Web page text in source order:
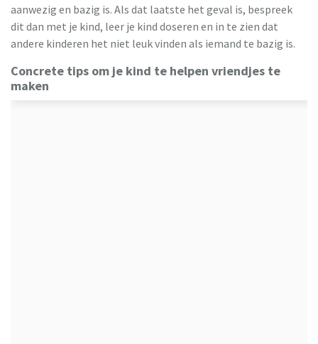
aanwezig en bazig is. Als dat laatste het geval is, bespreek
dit dan met je kind, leer je kind doseren en in te zien dat
andere kinderen het niet leuk vinden als iemand te bazig is.
Concrete tips om je kind te helpen vriendjes te
maken